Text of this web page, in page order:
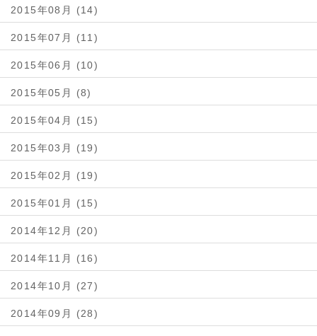
2015年08月 (14)
2015年07月 (11)
2015年06月 (10)
2015年05月 (8)
2015年04月 (15)
2015年03月 (19)
2015年02月 (19)
2015年01月 (15)
2014年12月 (20)
2014年11月 (16)
2014年10月 (27)
2014年09月 (28)